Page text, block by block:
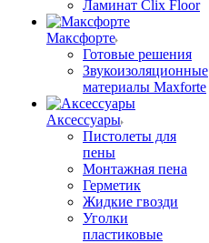
Ламинат Clix Floor
Максфорте
Готовые решения
Звукоизоляционные
материалы Maxforte
Аксессуары
Пистолеты для
пены
Монтажная пена
Герметик
Жидкие гвозди
Уголки
пластиковые